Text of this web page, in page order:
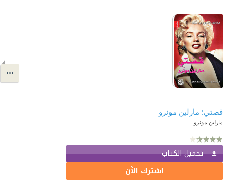
قصتي: مارلين مونرو
مارلين مونرو
تحميل الكتاب
اشترك الآن